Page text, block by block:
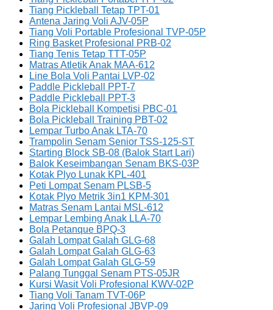
Tiang Pickleball Tetap TPT-01
Antena Jaring Voli AJV-05P
Tiang Voli Portable Profesional TVP-05P
Ring Basket Profesional PRB-02
Tiang Tenis Tetap TTT-05P
Matras Atletik Anak MAA-612
Line Bola Voli Pantai LVP-02
Paddle Pickleball PPT-7
Paddle Pickleball PPT-3
Bola Pickleball Kompetisi PBC-01
Bola Pickleball Training PBT-02
Lempar Turbo Anak LTA-70
Trampolin Senam Senior TSS-125-ST
Starting Block SB-08 (Balok Start Lari)
Balok Keseimbangan Senam BKS-03P
Kotak Plyo Lunak KPL-401
Peti Lompat Senam PLSB-5
Kotak Plyo Metrik 3in1 KPM-301
Matras Senam Lantai MSL-612
Lempar Lembing Anak LLA-70
Bola Petanque BPQ-3
Galah Lompat Galah GLG-68
Galah Lompat Galah GLG-63
Galah Lompat Galah GLG-59
Palang Tunggal Senam PTS-05JR
Kursi Wasit Voli Profesional KWV-02P
Tiang Voli Tanam TVT-06P
Jaring Voli Profesional JBVP-09